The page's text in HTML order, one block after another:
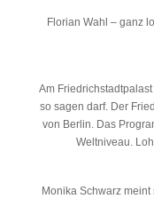
Florian Wahl – ganz
Am
so sagen darf. Der
von Berlin. Das
Weltniveau.
Monika Schwarz